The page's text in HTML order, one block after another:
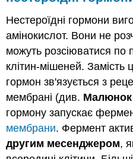
Нестероїдні гормони
амінокислот. Вони не
можуть розсіюватися по
клітин-мішеней. Замість
гормон зв'язується з
мембрані (див. Малюнок
гормону запускає
мембрани. Фермент
другим месенджером,